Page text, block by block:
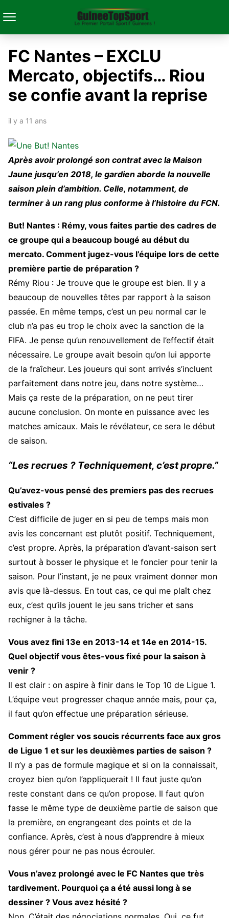
FC Nantes – EXCLU
Mercato, objectifs… Riou
se confie avant la reprise
il y a 11 ans
Après avoir prolongé son contrat avec la Maison
Jaune jusqu’en 2018, le gardien aborde la nouvelle
saison plein d’ambition. Celle, notamment, de
terminer à un rang plus conforme à l’histoire du FCN.
But! Nantes : Rémy, vous faites partie des cadres de
ce groupe qui a beaucoup bougé au début du
mercato. Comment jugez-vous l’équipe lors de cette
première partie de préparation ?
Rémy Riou : Je trouve que le groupe est bien. Il y a
beaucoup de nouvelles têtes par rapport à la saison
passée. En même temps, c’est un peu normal car le
club n’a pas eu trop le choix avec la sanction de la
FIFA. Je pense qu’un renouvellement de l’effectif était
nécessaire. Le groupe avait besoin qu’on lui apporte
de la fraîcheur. Les joueurs qui sont arrivés s’incluent
parfaitement dans notre jeu, dans notre système…
Mais ça reste de la préparation, on ne peut tirer
aucune conclusion. On monte en puissance avec les
matches amicaux. Mais le révélateur, ce sera le début
de saison.
“Les recrues ? Techniquement, c’est propre.”
Qu’avez-vous pensé des premiers pas des recrues
estivales ?
C’est difficile de juger en si peu de temps mais mon
avis les concernant est plutôt positif. Techniquement,
c’est propre. Après, la préparation d’avant-saison sert
surtout à bosser le physique et le foncier pour tenir la
saison. Pour l’instant, je ne peux vraiment donner mon
avis que là-dessus. En tout cas, ce qui me plaît chez
eux, c’est qu’ils jouent le jeu sans tricher et sans
rechigner à la tâche.
Vous avez fini 13e en 2013-14 et 14e en 2014-15.
Quel objectif vous êtes-vous fixé pour la saison à
venir ?
Il est clair : on aspire à finir dans le Top 10 de Ligue 1.
L’équipe veut progresser chaque année mais, pour ça,
il faut qu’on effectue une préparation sérieuse.
Comment régler vos soucis récurrents face aux gros
de Ligue 1 et sur les deuxièmes parties de saison ?
Il n’y a pas de formule magique et si on la connaissait,
croyez bien qu’on l’appliquerait ! Il faut juste qu’on
reste constant dans ce qu’on propose. Il faut qu’on
fasse le même type de deuxième partie de saison que
la première, en engrangeant des points et de la
confiance. Après, c’est à nous d’apprendre à mieux
nous gérer pour ne pas nous écrouler.
Vous n’avez prolongé avec le FC Nantes que très
tardivement. Pourquoi ça a été aussi long à se
dessiner ? Vous avez hésité ?